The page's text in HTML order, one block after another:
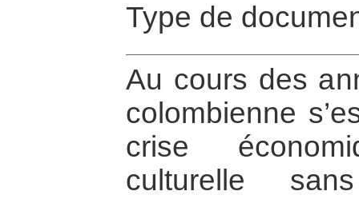
Type de
Au cours des
colombienne
crise
culturelle